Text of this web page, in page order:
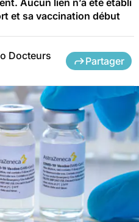
et sa vaccination début
Docteurs Partager